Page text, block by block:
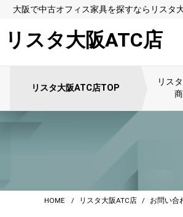
大阪で中古オフィス家具を探すならリスタ
リスタ大阪ATC店
リスタ大阪ATC店TOP
リス
HOME リスタ大阪ATC店 お問い合